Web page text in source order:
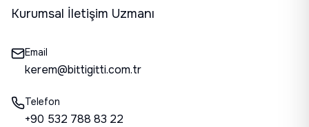
Kurumsal İletişim Uzmanı
Email
kerem@bittigitti.com.tr
Telefon
+90 532 788 83 22